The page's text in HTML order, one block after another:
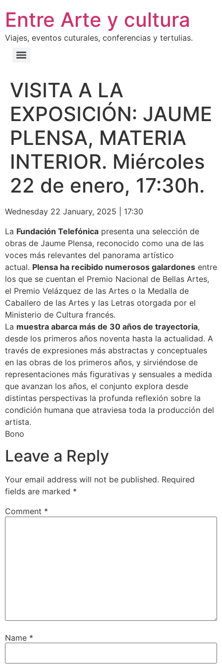
Entre Arte y cultura
Viajes, eventos cuturales, conferencias y tertulias.
VISITA A LA
EXPOSICIÓN: JAUME
PLENSA, MATERIA
INTERIOR. Miércoles
22 de enero, 17:30h.
Wednesday 22 January, 2025 17:30
La Fundación Telefónica presenta una selección de
obras de Jaume Plensa, reconocido como una de las
voces más relevantes del panorama artístico
actual. Plensa ha recibido numerosos galardones entre
los que se cuentan el Premio Nacional de Bellas Artes,
el Premio Velázquez de las Artes o la Medalla de
Caballero de las Artes y las Letras otorgada por el
Ministerio de Cultura francés.
La muestra abarca más de 30 años de trayectoria,
desde los primeros años noventa hasta la actualidad. A
través de expresiones más abstractas y conceptuales
en las obras de los primeros años, y sirviéndose de
representaciones más figurativas y sensuales a medida
que avanzan los años, el conjunto explora desde
distintas perspectivas la profunda reflexión sobre la
condición humana que atraviesa toda la producción del
artista.
Bono
Leave a Reply
Your email address will not be published. Required
fields are marked *
Comment *
Name *